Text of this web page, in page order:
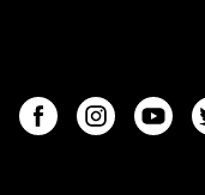
FacebookInstagram